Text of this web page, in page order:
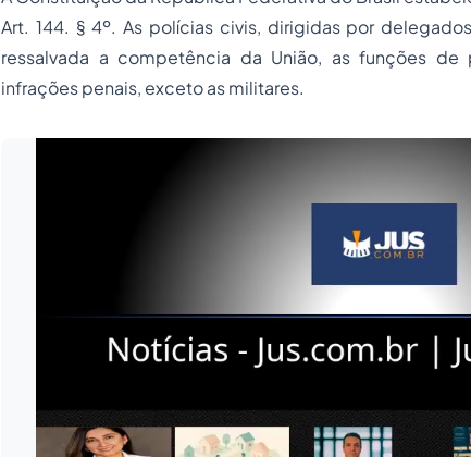
Art. 144. § 4º. As polícias civis, dirigidas por
ressalvada a competência da União, as funções
infrações penais, exceto as militares.